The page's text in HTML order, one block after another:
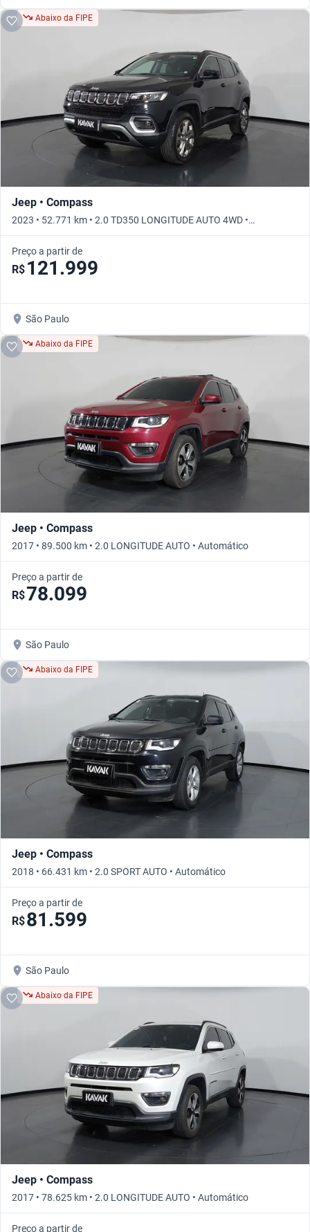
Abaixo da FIPE
Jeep • Compass
2023 • 52.771 km • 2.0 TD350 LONGITUDE AUTO 4WD •
Automático
Preço a partir de
R$ 121.999
São Paulo
Abaixo da FIPE
Jeep • Compass
2017 • 89.500 km • 2.0 LONGITUDE AUTO • Automático
Preço a partir de
R$78.099
São Paulo
Abaixo da FIPE
Jeep • Compass
2018 • 66.431 km • 2.0 SPORT AUTO • Automático
Preço a partir de
R$81.599
São Paulo
Abaixo da FIPE
Jeep • Compass
2017 • 78.625 km • 2.0 LONGITUDE AUTO • Automático
Preço a partir de